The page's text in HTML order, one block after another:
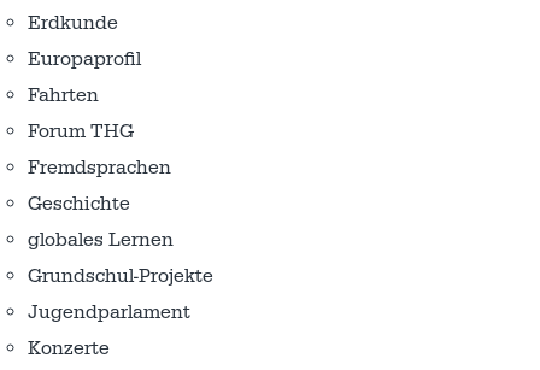
Erdkunde
Europaprofil
Fahrten
Forum THG
Fremdsprachen
Geschichte
globales Lernen
Grundschul-Projekte
Jugendparlament
Konzerte